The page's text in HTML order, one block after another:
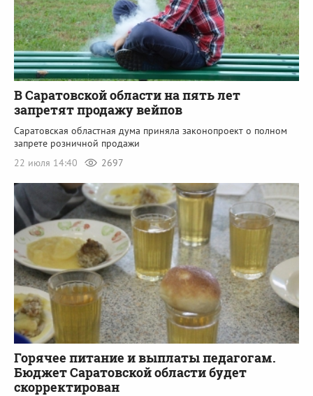
В Саратовской области на пять лет
запретят продажу вейпов
Саратовская областная дума приняла законопроект о полном
запрете розничной продажи
22 июля 14:40
2697
Горячее питание и выплаты педагогам.
Бюджет Саратовской области будет
скорректирован